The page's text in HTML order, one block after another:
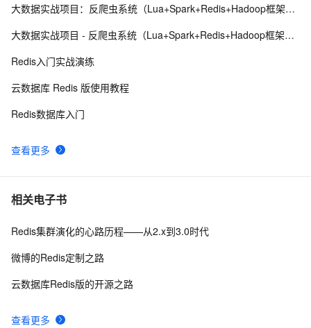
10缓存工厂之Redis缓存
查看更多
大数据实战项目：反爬虫系统（Lua+Spark+Redis+Hadoop框架搭建）第四阶段
大数据实战项目 - 反爬虫系统（Lua+Spark+Redis+Hadoop框架搭建）第六阶段
Redis入门实战演练
云数据库 Redis 版使用教程
Redis数据库入门
相关电子书
查看更多
Redis集群演化的心路历程——从2.x到3.0时代
微博的Redis定制之路
云数据库Redis版的开源之路